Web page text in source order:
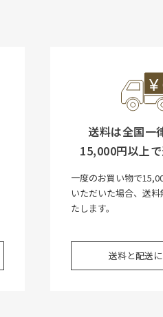
送料は全国一
15,000円以上で
一度のお買い物で
いただいた場合、送
たします。
送料と配送